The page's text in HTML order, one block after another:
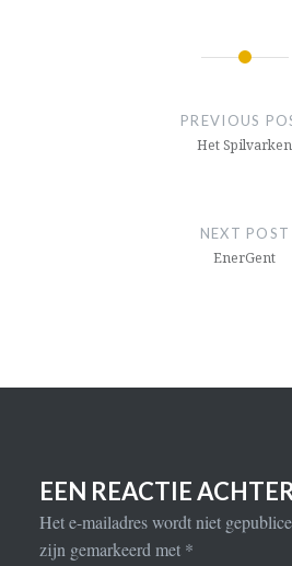
PREVIOUS
Het Spilvarken
NEXT POST
EnerGent
EEN REACTIE
Het e-mailadres wordt niet
zijn gemarkeerd met *